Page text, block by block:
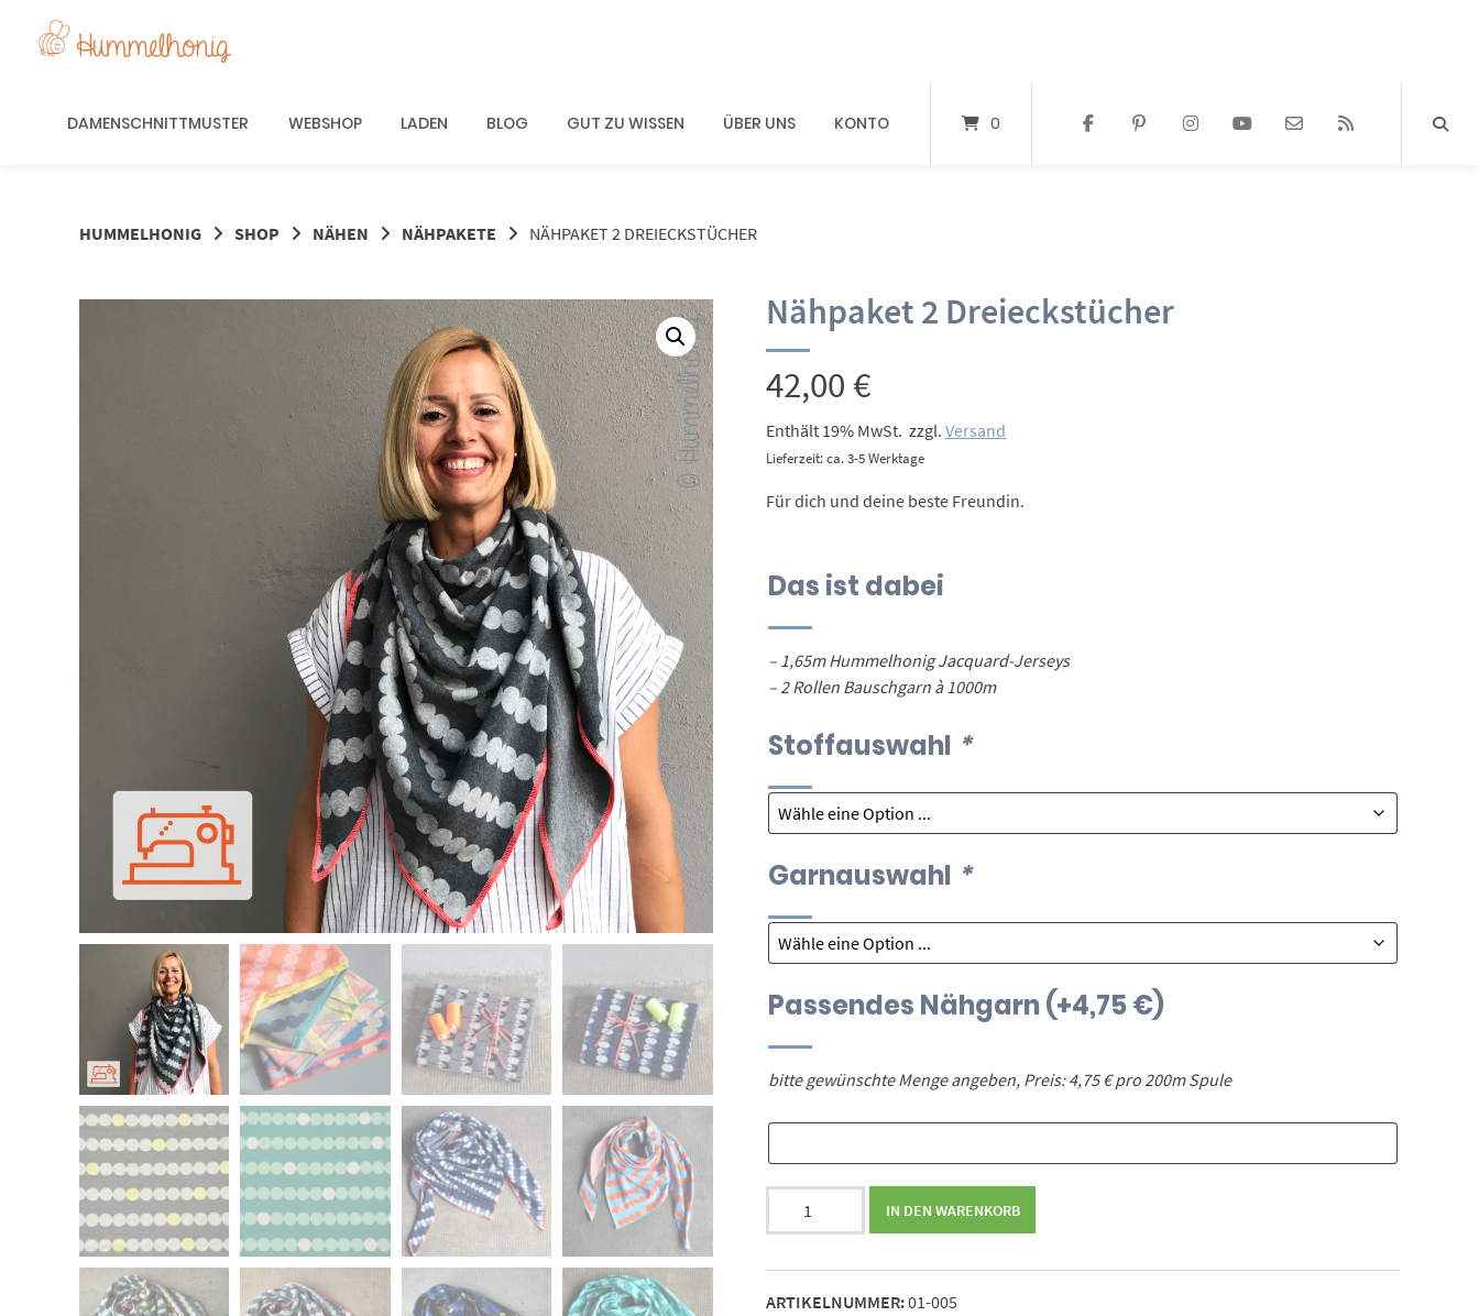
DAMENSCHNITTMUSTER WEBSHOP LADEN BLOG GUT ZU WISSEN ÜBER UNS KONTO 0
HUMMELHONIG SHOP NÄHEN NÄHPAKETE NÄHPAKET 2 DREIECKSTÜCHER
Nähpaket 2 Dreieckstücher
42,00€
Enthält 19% MwSt. zzgl. Versand
Lieferzeit: ca. 3-5 Werktage
Für dich und deine beste Freundin.
Das ist dabei
– 1,65m Hummelhonig Jacquard-Jerseys
– 2 Rollen Bauschgarn à 1000m
Stoffauswahl *
Garnauswahl *
Passendes Nähgarn(+4,75 €)
bitte gewünschte Menge angeben, Preis: 4,75 € pro 200m Spule
Menge
IN DEN WARENKORB
ARTIKELNUMMER:01-005